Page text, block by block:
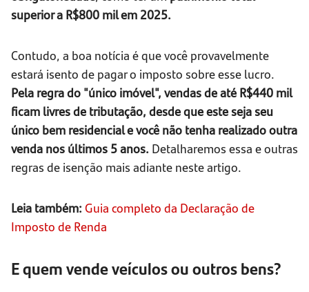
superior a R$800 mil em 2025.
Contudo, a boa notícia é que você provavelmente
estará isento de pagar o imposto sobre esse lucro.
Pela regra do "único imóvel", vendas de até R$440 mil
ficam livres de tributação, desde que este seja seu
único bem residencial e você não tenha realizado outra
venda nos últimos 5 anos. Detalharemos essa e outras
regras de isenção mais adiante neste artigo.
Leia também: Guia completo da Declaração de
Imposto de Renda
E quem vende veículos ou outros bens?